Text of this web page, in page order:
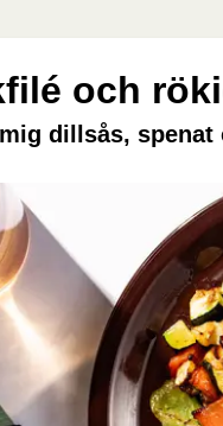
och
dillsås, spenat